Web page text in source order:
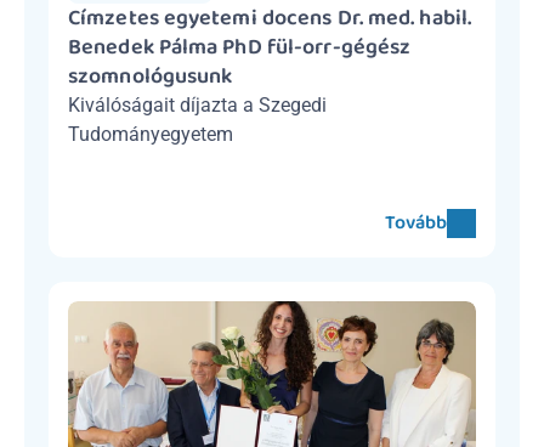
Címzetes egyetemi docens Dr. med. habil.
Benedek Pálma PhD fül-orr-gégész
szomnológusunk
Kiválóságait díjazta a Szegedi
Tudományegyetem
Tovább